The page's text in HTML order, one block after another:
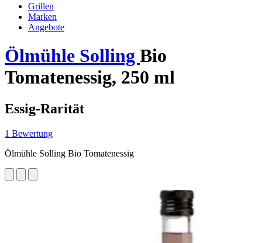
Grillen
Marken
Angebote
Ölmühle Solling Bio
Tomatenessig, 250 ml
Essig-Rarität
1 Bewertung
Ölmühle Solling Bio Tomatenessig